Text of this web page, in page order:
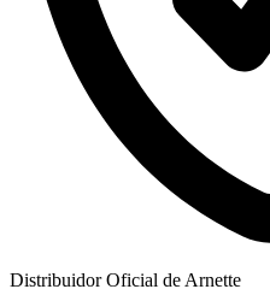
Distribuidor Oficial de Arnette